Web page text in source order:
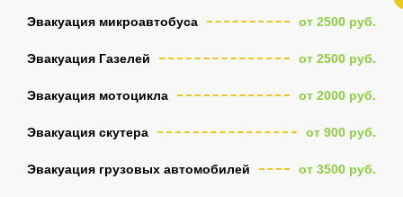
Эвакуация микроавтобуса от 2500 руб.
Эвакуация Газелей от 2500 руб.
Эвакуация мотоцикла от 2000 руб.
Эвакуация скутера от 900 руб.
Эвакуация грузовых автомобилей от 3500 руб.